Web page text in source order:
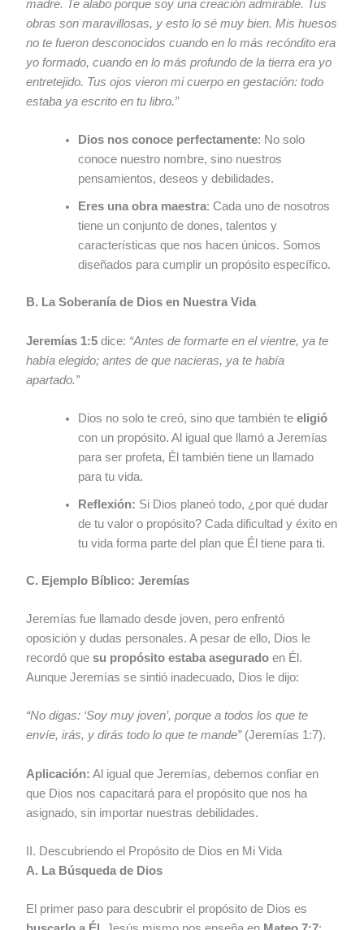
madre. Te alabo porque soy una creación admirable. Tus
obras son maravillosas, y esto lo sé muy bien. Mis huesos
no te fueron desconocidos cuando en lo más recóndito era
yo formado, cuando en lo más profundo de la tierra era yo
entretejido. Tus ojos vieron mi cuerpo en gestación: todo
estaba ya escrito en tu libro.”
Dios nos conoce perfectamente: No solo
conoce nuestro nombre, sino nuestros
pensamientos, deseos y debilidades.
Eres una obra maestra: Cada uno de nosotros
tiene un conjunto de dones, talentos y
características que nos hacen únicos. Somos
diseñados para cumplir un propósito específico.
B. La Soberanía de Dios en Nuestra Vida
Jeremías 1:5 dice: “Antes de formarte en el vientre, ya te
había elegido; antes de que nacieras, ya te había
apartado.”
Dios no solo te creó, sino que también teeligió
con un propósito. Al igual que llamó a Jeremías
para ser profeta, Él también tiene un llamado
para tu vida.
Reflexión: Si Dios planeó todo, ¿por qué dudar
de tu valor o propósito? Cada dificultad y éxito en
tu vida forma parte del plan que Él tiene para ti.
C. Ejemplo Bíblico: Jeremías
Jeremías fue llamado desde joven, pero enfrentó
oposición y dudas personales. A pesar de ello, Dios le
recordó quesu propósito estaba asegurado en Él.
Aunque Jeremías se sintió inadecuado, Dios le dijo:
“No digas: ‘Soy muy joven’, porque a todos los que te
envíe, irás, y dirás todo lo que te mande”(Jeremías 1:7).
Aplicación: Al igual que Jeremías, debemos confiar en
que Dios nos capacitará para el propósito que nos ha
asignado, sin importar nuestras debilidades.
II. Descubriendo el Propósito de Dios en Mi Vida
A. La Búsqueda de Dios
El primer paso para descubrir el propósito de Dios es